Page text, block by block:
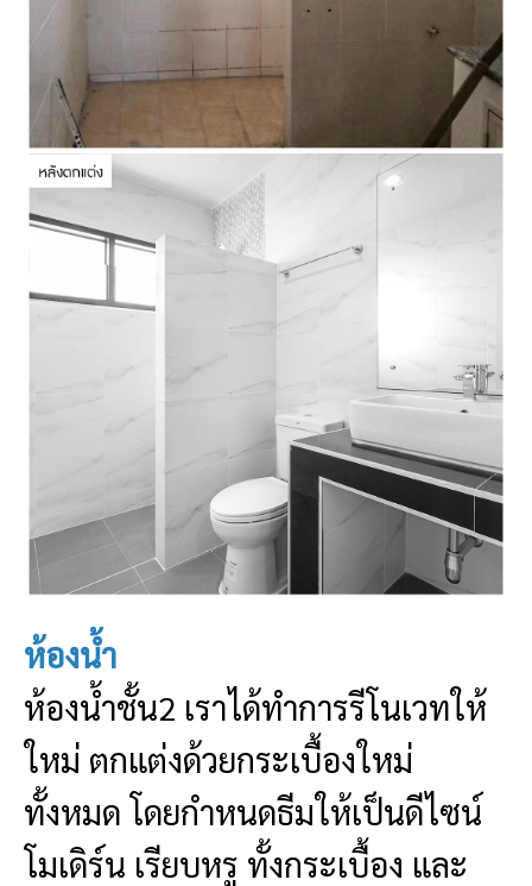
ห้องน้ำ
ห้องน้ำชั้น2 เราได้ทำการรีโนเวทให้
ใหม่ ตกแต่งด้วยกระเบื้องใหม่
ทั้งหมด โดยกำหนดธีมให้เป็นดีไซน์
โมเดิร์น เรียบหรู ทั้งกระเบื้อง และ